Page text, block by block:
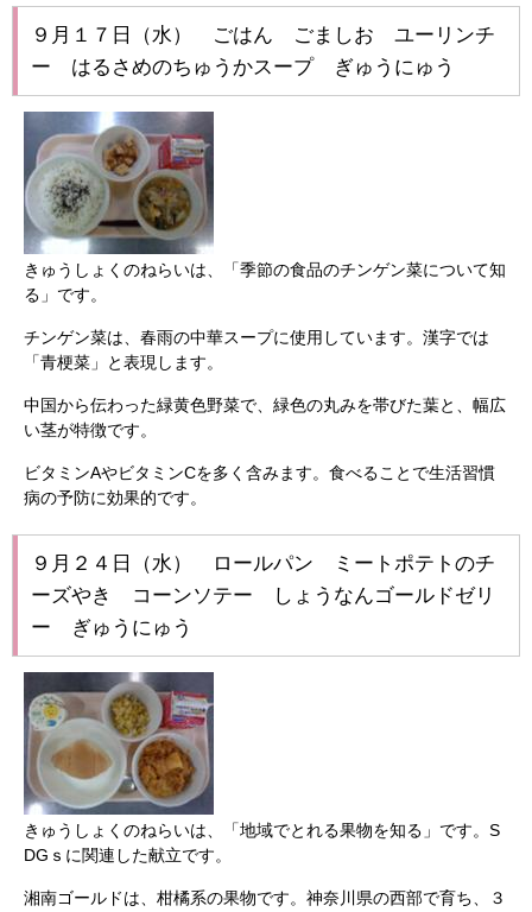
９月１７日（水） ごはん ごましお ユーリンチ
ー はるさめのちゅうかスープ ぎゅうにゅう
きゅうしょくのねらいは、「季節の食品のチンゲン菜について知
る」です。
チンゲン菜は、春雨の中華スープに使用しています。漢字では
「青梗菜」と表現します。
中国から伝わった緑黄色野菜で、緑色の丸みを帯びた葉と、幅広
い茎が特徴です。
ビタミンAやビタミンCを多く含みます。食べることで生活習慣
病の予防に効果的です。
９月２４日（水） ロールパン ミートポテトのチ
ーズやき コーンソテー しょうなんゴールドゼリ
ー ぎゅうにゅう
きゅうしょくのねらいは、「地域でとれる果物を知る」です。S
DGｓに関連した献立です。
湘南ゴールドは、柑橘系の果物です。神奈川県の西部で育ち、３